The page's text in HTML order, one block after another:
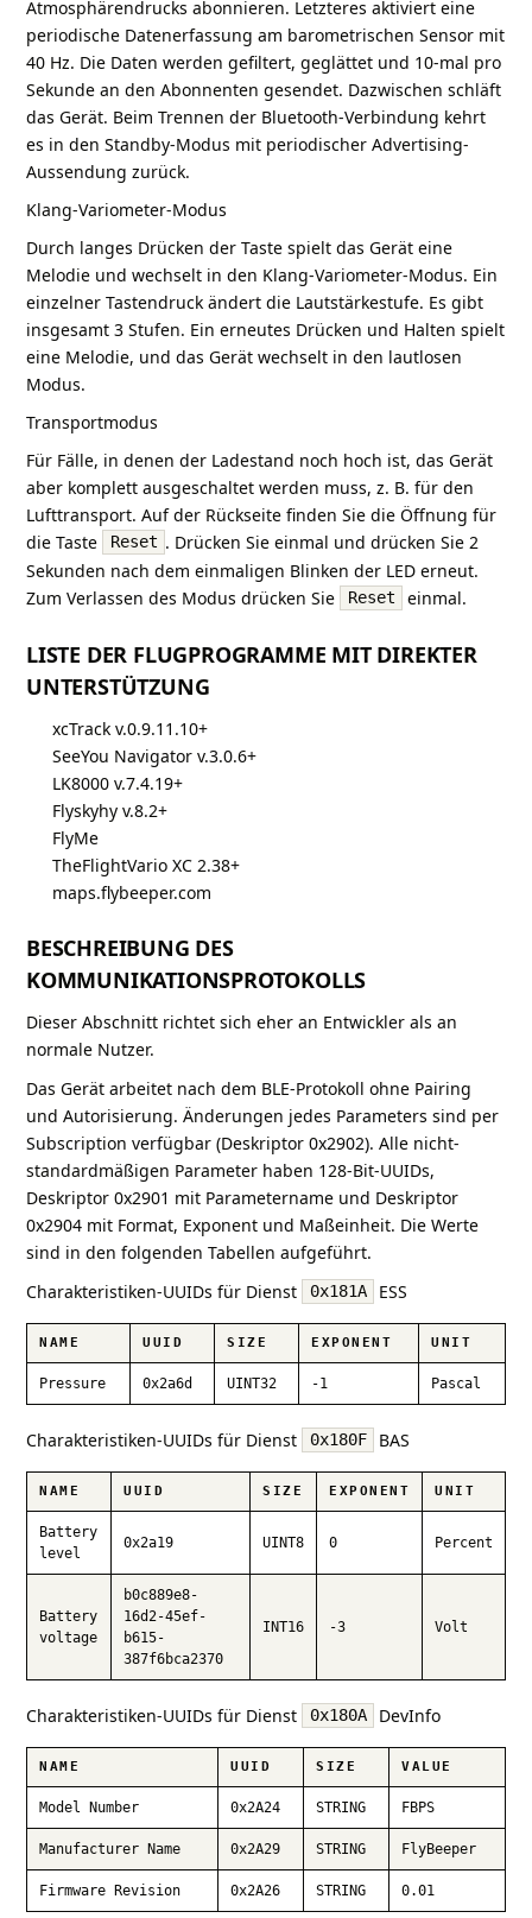
Atmosphärendrucks abonnieren. Letzteres aktiviert eine
periodische Datenerfassung am barometrischen Sensor mit
40 Hz. Die Daten werden gefiltert, geglättet und 10-mal pro
Sekunde an den Abonnenten gesendet. Dazwischen schläft
das Gerät. Beim Trennen der Bluetooth-Verbindung kehrt
es in den Standby-Modus mit periodischer Advertising-
Aussendung zurück.
Klang-Variometer-Modus
Durch langes Drücken der Taste spielt das Gerät eine
Melodie und wechselt in den Klang-Variometer-Modus. Ein
einzelner Tastendruck ändert die Lautstärkestufe. Es gibt
insgesamt 3 Stufen. Ein erneutes Drücken und Halten spielt
eine Melodie, und das Gerät wechselt in den lautlosen
Modus.
Transportmodus
Für Fälle, in denen der Ladestand noch hoch ist, das Gerät
aber komplett ausgeschaltet werden muss, z. B. für den
Lufttransport. Auf der Rückseite finden Sie die Öffnung für
die Taste
Reset . Drücken Sie einmal und drücken Sie 2
Sekunden nach dem einmaligen Blinken der LED erneut.
Zum Verlassen des Modus drücken Sie
Reset einmal.
LISTE DER FLUGPROGRAMME MIT DIREKTER
UNTERSTÜTZUNG
xcTrack v.0.9.11.10+
SeeYou Navigator v.3.0.6+
LK8000 v.7.4.19+
Flyskyhy v.8.2+
FlyMe
TheFlightVario XC 2.38+
maps.flybeeper.com
BESCHREIBUNG DES
KOMMUNIKATIONSPROTOKOLLS
Dieser Abschnitt richtet sich eher an Entwickler als an
normale Nutzer.
Das Gerät arbeitet nach dem BLE-Protokoll ohne Pairing
und Autorisierung. Änderungen jedes Parameters sind per
Subscription verfügbar (Deskriptor 0x2902). Alle nicht-
standardmäßigen Parameter haben 128-Bit-UUIDs,
Deskriptor 0x2901 mit Parametername und Deskriptor
0x2904 mit Format, Exponent und Maßeinheit. Die Werte
sind in den folgenden Tabellen aufgeführt.
Charakteristiken-UUIDs für Dienst
0x181A ESS
NAME UUID SIZE EXPONENT UNIT
Pressure 0x2a6d UINT32 -1 Pascal
Charakteristiken-UUIDs für Dienst 0x180F BAS
NAME UUID SIZE EXPONENT UNIT
Battery
level
0x2a19 UINT8 0 Percent
Battery
voltage
b0c889e8-
16d2-45ef-
b615-
387f6bca2370
INT16 -3 Volt
Charakteristiken-UUIDs für Dienst 0x180A DevInfo
NAME UUID SIZE VALUE
Model Number 0x2A24 STRING FBPS
Manufacturer Name 0x2A29 STRING FlyBeeper
Firmware Revision 0x2A26 STRING 0.01